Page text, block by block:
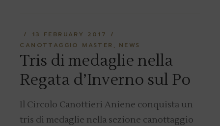
13 FEBRUARY 2017
CANOTTAGGIO MASTER
NEWS
Tris di medaglie nella
Regata d’Inverno sul Po
Il Circolo Canottieri Aniene conquista un
tris di medaglie nella sezione canottaggio